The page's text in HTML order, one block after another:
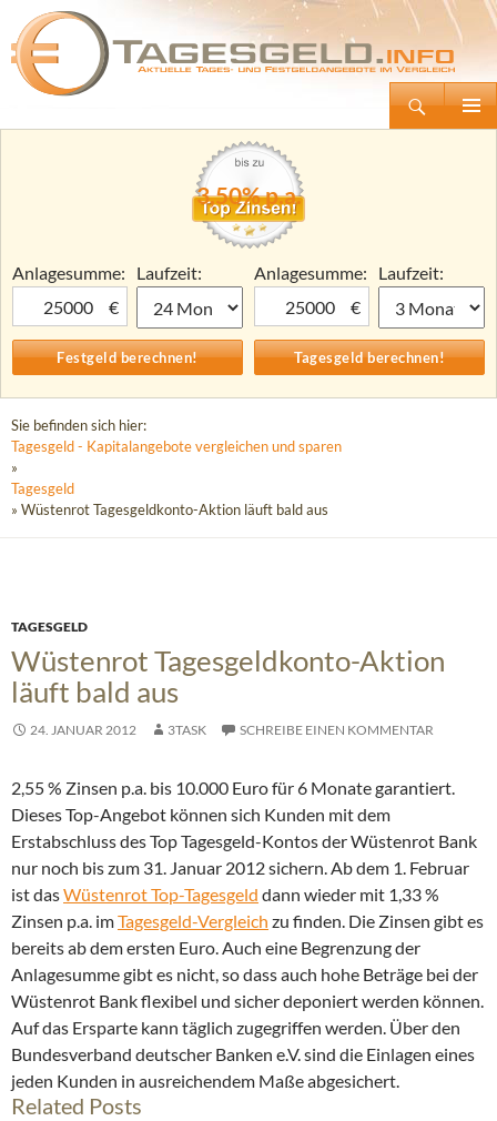
Tagesgeld.info – Tagesgeldkonten vergleichen und Tagesgeld-Zinsen berechnen
Zum
3,50% p.a.
Anlagesumme:
€
Laufzeit:
Anlagesumme:
€
Laufzeit:
Sie befinden sich hier:
Tagesgeld - Kapitalangebote vergleichen und sparen
»
Tagesgeld
» Wüstenrot Tagesgeldkonto-Aktion läuft bald aus
TAGESGELD
Wüstenrot Tagesgeldkonto-Aktion
läuft bald aus
24. JANUAR 2012 3TASK SCHREIBE EINEN KOMMENTAR
2,55 % Zinsen p.a. bis 10.000 Euro für 6 Monate garantiert.
Dieses Top-Angebot können sich Kunden mit dem
Erstabschluss des Top Tagesgeld-Kontos der Wüstenrot Bank
nur noch bis zum 31. Januar 2012 sichern.Ab dem 1. Februar
ist dasWüstenrot Top-Tagesgeld dann wieder mit 1,33 %
Zinsen p.a. imTagesgeld-Vergleich zu finden. Die Zinsen gibt es
bereits ab dem ersten Euro. Auch eine Begrenzung der
Anlagesumme gibt es nicht, so dass auch hohe Beträge bei der
Wüstenrot Bank flexibel und sicher deponiert werden können.
Auf das Ersparte kann täglich zugegriffen werden. Über den
Bundesverband deutscher Banken e.V. sind die Einlagen eines
jeden Kunden in ausreichendem Maße abgesichert.
Related Posts